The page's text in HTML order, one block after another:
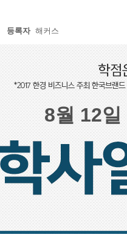
등록자 해커스